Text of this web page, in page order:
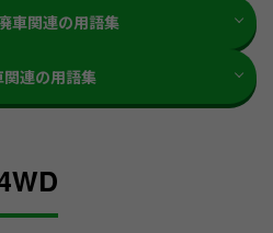
車関連の用語集
連の用語集